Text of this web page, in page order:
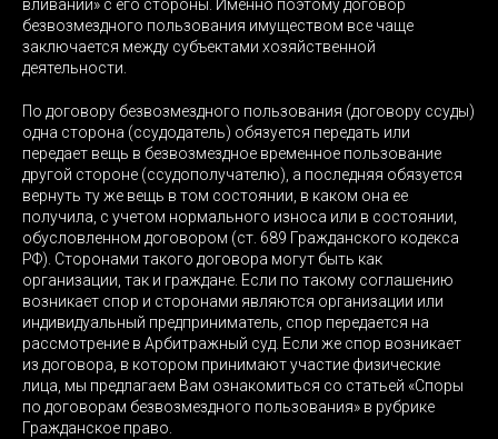
вливаний» с его стороны. Именно поэтому договор
безвозмездного пользования имуществом все чаще
заключается между субъектами хозяйственной
деятельности.
По договору безвозмездного пользования (договору ссуды)
одна сторона (ссудодатель) обязуется передать или
передает вещь в безвозмездное временное пользование
другой стороне (ссудополучателю), а последняя обязуется
вернуть ту же вещь в том состоянии, в каком она ее
получила, с учетом нормального износа или в состоянии,
обусловленном договором (ст. 689 Гражданского кодекса
РФ). Сторонами такого договора могут быть как
организации, так и граждане. Если по такому соглашению
возникает спор и сторонами являются организации или
индивидуальный предприниматель, спор передается на
рассмотрение в Арбитражный суд. Если же спор возникает
из договора, в котором принимают участие физические
лица, мы предлагаем Вам ознакомиться со статьей «Споры
по договорам безвозмездного пользования» в рубрике
Гражданское право.